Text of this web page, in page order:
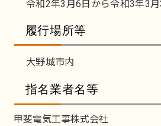
令和2年3月6日から令和3年3月
履行場所等
大野城市内
指名業者名等
甲斐電気工事株式会社